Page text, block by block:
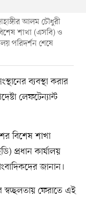
আলম চৌধুরী
শাখা (এসবি) ও
পরিদর্শন শেষে
ব্যবস্থা করার
লেফটেন্যান্ট
বিশেষ শাখা
প্রধান কার্যালয়
জানান।
ফেরাতে এই